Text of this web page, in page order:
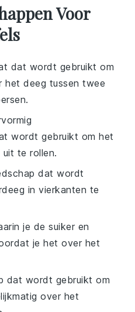
Voor
dat wordt gebruikt om
deeg tussen twee
wordt gebruikt om het
uit te rollen.
dat wordt
in vierkanten te
je de suiker en
je het over het
dat wordt gebruikt om
over het